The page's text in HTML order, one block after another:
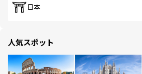
日本
人気スポット